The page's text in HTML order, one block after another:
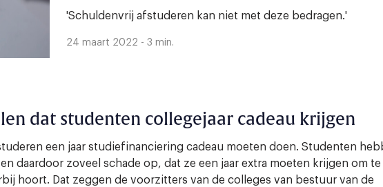
'Schuldenvrij afstuderen kan niet met deze bedragen.'
24 maart 2022 - 3 min.
dat studenten collegejaar cadeau krijgen
een jaar studiefinanciering cadeau moeten doen. Studenten
daardoor zoveel schade op, dat ze een jaar extra moeten krijgen om te
hoort. Dat zeggen de voorzitters van de colleges van bestuur van de